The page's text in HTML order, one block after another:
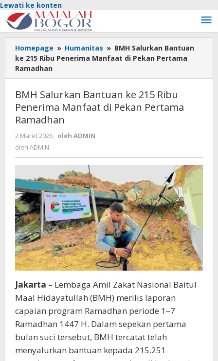
Lewati ke konten
Homepage » Humanitas » BMH Salurkan Bantuan
ke 215 Ribu Penerima Manfaat di Pekan Pertama
Ramadhan
BMH Salurkan Bantuan ke 215 Ribu
Penerima Manfaat di Pekan Pertama
Ramadhan
2 Maret 2026 oleh ADMIN
oleh ADMIN
Jakarta – Lembaga Amil Zakat Nasional Baitul
Maal Hidayatullah (BMH) merilis laporan
capaian program Ramadhan periode 1–7
Ramadhan 1447 H. Dalam sepekan pertama
bulan suci tersebut, BMH tercatat telah
menyalurkan bantuan kepada 215.251